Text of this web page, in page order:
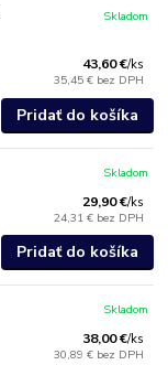
43,60 €/ks
35,45 € bez DPH
Skladom
Pridať do košíka
29,90 €/ks
24,31 € bez DPH
Skladom
Pridať do košíka
38,00 €/ks
30,89 € bez DPH
Skladom